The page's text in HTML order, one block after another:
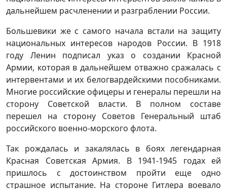
дальнейшем расчленении и разграблении России.
Большевики же с самого начала встали на защиту
национальных интересов народов России. В 1918
году Ленин подписал указ о создании Красной
Армии, которая в дальнейшем отважно сражалась с
интервентами и их белогвардейскими пособниками.
Многие российские офицеры и генералы перешли на
сторону Советской власти. В полном составе
перешел на сторону Советов Генеральный штаб
российского военно-морского флота.
Так рождалась и закалялась в боях легендарная
Красная Советская Армия. В 1941-1945 годах ей
пришлось с достоинством пройти еще одно
страшное испытание. На стороне Гитлера воевало